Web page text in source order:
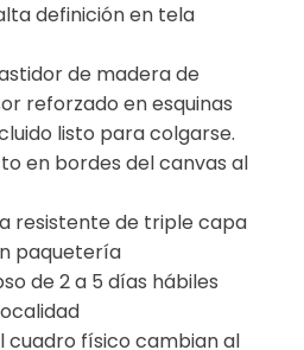
definición en tela
de madera de
reforzado en esquinas
listo para colgarse.
en bordes del canvas al
resistente de triple capa
paquetería
de 2 a 5 días hábiles
cuadro físico cambian al